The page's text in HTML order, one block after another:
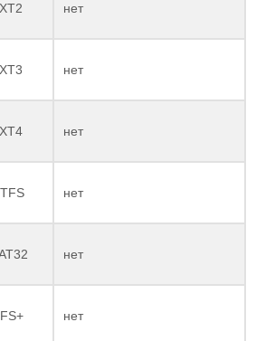
нет
нет
нет
нет
нет
нет